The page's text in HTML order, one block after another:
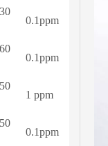
0.1ppm
0.1ppm
1 ppm
0.1ppm